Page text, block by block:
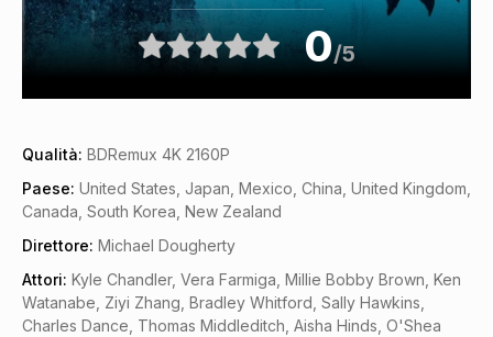
0/5
Qualità: BDRemux 4K 2160P
Paese: United States, Japan, Mexico, China, United Kingdom,
Canada, South Korea, New Zealand
Direttore: Michael Dougherty
Attori: Kyle Chandler, Vera Farmiga, Millie Bobby Brown, Ken
Watanabe, Ziyi Zhang, Bradley Whitford, Sally Hawkins,
Charles Dance, Thomas Middleditch, Aisha Hinds, O'Shea